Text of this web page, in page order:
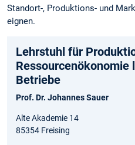
Standort-, Produktions- und
eignen.
Lehrstuhl für
Betriebe
Prof. Dr. Johannes Sauer
Alte Akademie 14
85354 Freising